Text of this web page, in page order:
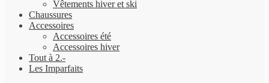
Vêtements hiver et ski
Chaussures
Accessoires
Accessoires été
Accessoires hiver
Tout à 2.-
Les Imparfaits